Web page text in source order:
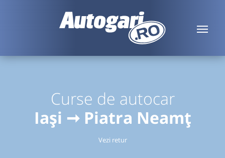
Curse de autocar
Iași ➞ Piatra Neamț
Vezi retur